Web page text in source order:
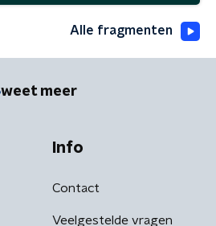
Alle fragmenten
weet meer
Info
Contact
Veelgestelde vragen